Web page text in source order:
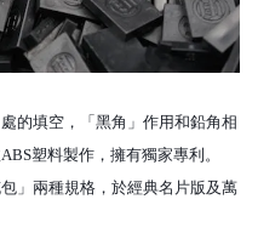
的填空，「黑角」作用和鉛角相
塑料製作，擁有獨家專利。
」兩種規格，於經典名片版及萬